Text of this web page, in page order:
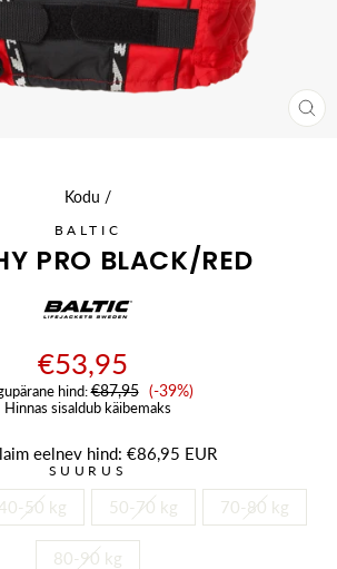
Kodu /
BALTIC
PRO BLACK/RED
€53,95
hind:€87,95 Soodushind
(-39%)
Hinnas sisaldub käibemaks
eelnev hind: €86,95 EUR
SUURUS
40-50 kg 50-70 kg 70-80 kg
80-90 kg